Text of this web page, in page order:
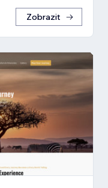
Zobrazit